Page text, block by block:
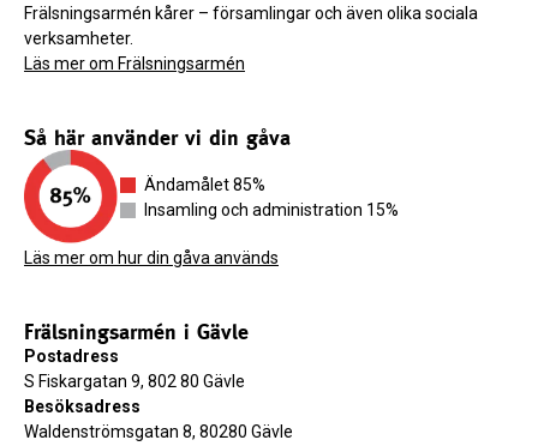
Frälsningsarmén kårer – församlingar och även olika sociala
verksamheter.
Läs mer om Frälsningsarmén
Så här använder vi din gåva
Ändamålet 85%
Insamling och administration 15%
Läs mer om hur din gåva används
Frälsningsarmén i Gävle
Postadress
S Fiskargatan 9, 802 80 Gävle
Besöksadress
Waldenströmsgatan 8, 80280 Gävle